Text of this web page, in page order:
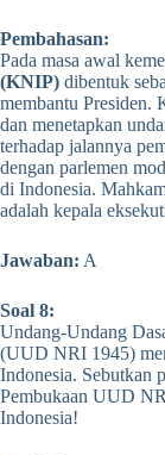
Pembahasan:
Pada masa awal
(KNIP) dibentuk
membantu Presiden.
dan menetapkan
terhadap jalannya
dengan parlemen
di Indonesia.
adalah kepala
Jawaban: A
Soal 8:
Undang-Undang
(UUD NRI 1945)
Indonesia. Sebutkan
Pembukaan UUD
Indonesia!